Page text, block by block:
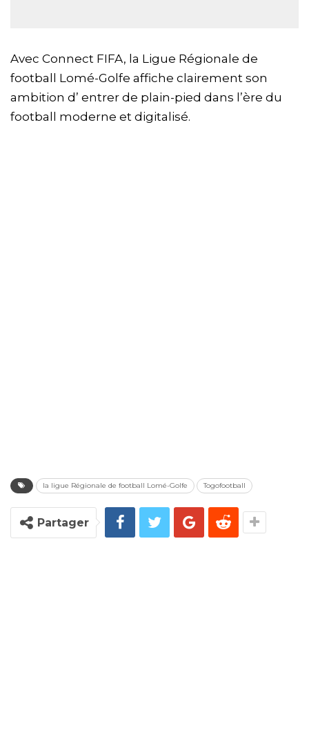
Avec Connect FIFA, la Ligue Régionale de
football Lomé-Golfe affiche clairement son
ambition d’ entrer de plain-pied dans l’ère du
football moderne et digitalisé.
la ligue Régionale de football Lomé-Golfe Togofootball
Partager